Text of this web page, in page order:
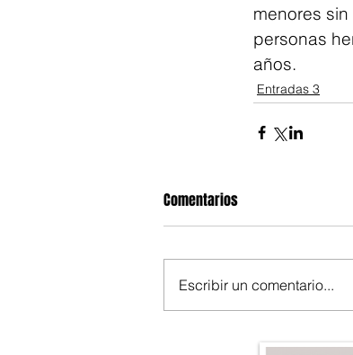
menores
personas
años.
Entradas 3
Comentarios
Escribir un comentario...